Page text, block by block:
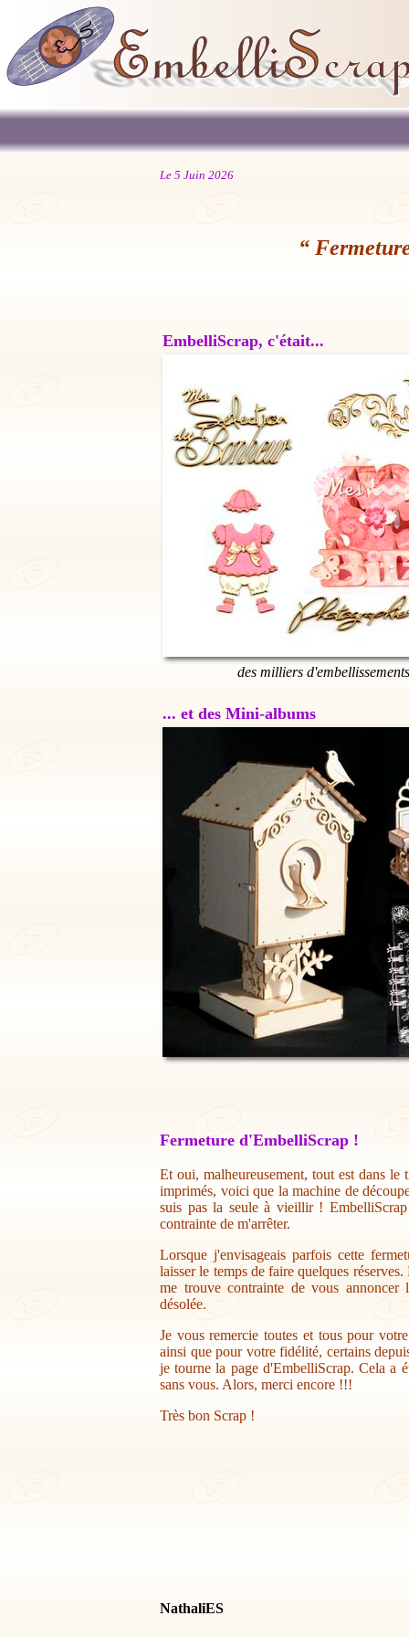
Le 5 Juin 2026
“
EmbelliScrap, c'était...
des milliers
... et des Mini-albums
Fermeture d'EmbelliScrap !
Et oui, malheureusement, tout est dans
imprimés, voici que la machine de
suis pas la seule à vieillir !
contrainte de m'arrêter.
Lorsque j'envisageais parfois cette
laisser le temps de faire quelques
me trouve contrainte de vous annoncer
désolée.
Je vous remercie toutes et tous pour
ainsi que pour votre fidélité, certains
je tourne la page d'EmbelliScrap. Cela a
sans vous. Alors, merci encore !!!
Très bon Scrap !
NathaliES